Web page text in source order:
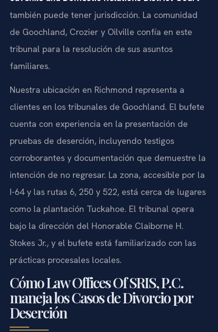
también puede tener jurisdicción. La comunidad
de Goochland, Crozier y Oilville confía en este
tribunal para la resolución de sus asuntos
familiares.
Nuestra ubicación en Richmond representa a
clientes en los tribunales de Goochland. El bufete
cuenta con experiencia en la presentación de
pruebas de deserción, incluyendo testigos
corroborantes y documentación que demuestre la
intención de no regresar. La zona, accesible por la
I-64 y las rutas 6, 250 y 522, está cerca de lugares
como la plantación Tuckahoe. El tribunal opera
bajo la dirección del Honorable Claiborne H.
Stokes Jr., y el bufete está familiarizado con las
prácticas procesales locales.
Cómo Law Offices Of SRIS, P.C.
maneja los Casos de Divorcio por
Deserción